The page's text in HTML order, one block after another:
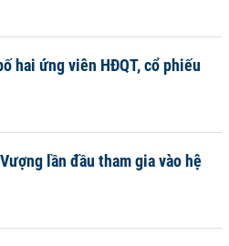
hai ứng viên HĐQT, cổ phiếu
lần đầu tham gia vào hệ